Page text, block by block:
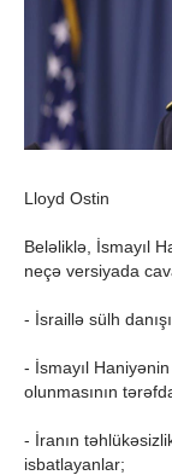
Lloyd Ostin
Beləliklə, İsmayıl
neçə versiyada
- İsraillə sülh
- İsmayıl
olunmasının
- İranın
isbatlayanlar;